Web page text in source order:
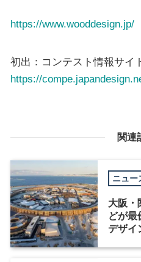
https://www.wooddesign.jp/
初出：コンテスト情報サイ
https://
関連
ニュー
大阪・
どが最
デザイ